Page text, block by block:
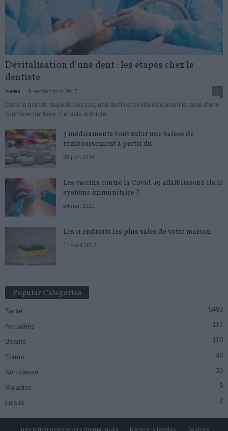
Dévitalisation d’une dent : les étapes chez le
dentiste
news - 8 septembre 2017 0
Dans la grande majorité des cas, une dent est dévitalisée avant la pose d’une
couronne dentaire. Cet acte indolore ...
5 médicaments vont subir une baisse de
remboursement à partir du...
28 juin 2018
Les vaccins contre la Covid-19 affaiblissent-ils le
système immunitaire ?
24 mai 2022
Les 11 endroits les plus sales de votre maison
11 avril 2017
Popular Categories
Santé 5493
Actualités 112
Beauté 110
Forme 49
Non classé 33
Maladies 9
Loisirs 4
Inscription newsletters thématiques Mentions légales Cookies